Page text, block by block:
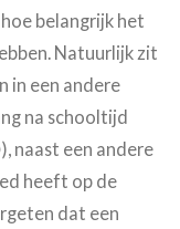
belangrijk het
Natuurlijk zit
in een andere
na schooltijd
naast een andere
heeft op de
dat een